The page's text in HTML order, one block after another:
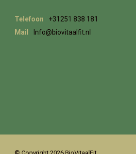
Telefoon
+31251 838 181
Mail
Info@biovitaalfit.nl